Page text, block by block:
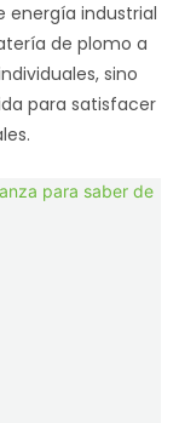
energía industrial
de plomo a
sino
para satisfacer